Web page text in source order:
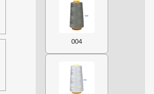
004